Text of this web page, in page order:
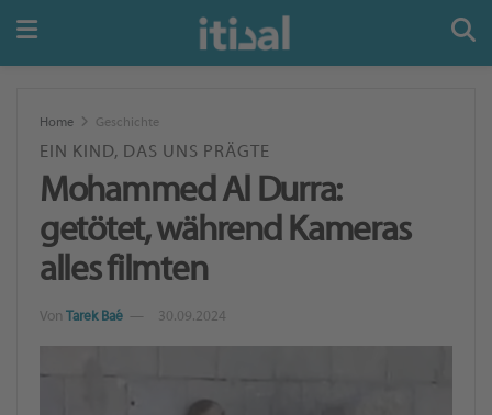
Home Geschichte
EIN KIND, DAS UNS PRÄGTE
Mohammed Al Durra:
getötet, während Kameras
alles filmten
Von Tarek Baé 30.09.2024